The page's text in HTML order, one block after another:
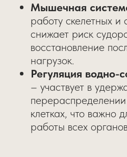
Мышечная
работу скелетных
снижает риск
восстановление
нагрузок.
Регуляция водно-
– участвует в
клетках, что важно
работы всех